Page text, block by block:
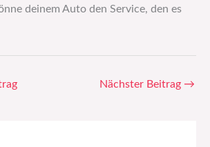
deinem Auto den Service, den es
Nächster Beitrag →